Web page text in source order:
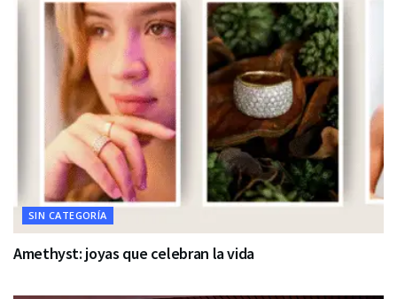
SIN CATEGORÍA
Amethyst: joyas que celebran la vida